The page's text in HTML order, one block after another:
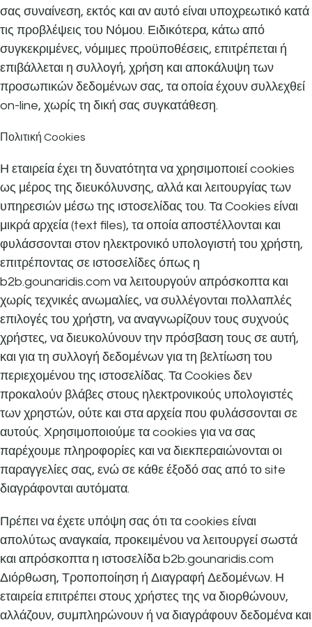
σας συναίνεση, εκτός και αν αυτό είναι υποχρεωτικό κατά
τις προβλέψεις του Νόμου. Ειδικότερα, κάτω από
συγκεκριμένες, νόμιμες προϋποθέσεις, επιτρέπεται ή
επιβάλλεται η συλλογή, χρήση και αποκάλυψη των
προσωπικών δεδομένων σας, τα οποία έχουν συλλεχθεί
on-line, χωρίς τη δική σας συγκατάθεση.
Πολιτική Cookies
Η εταιρεία έχει τη δυνατότητα να χρησιμοποιεί cookies
ως μέρος της διευκόλυνσης, αλλά και λειτουργίας των
υπηρεσιών μέσω της ιστοσελίδας του. Τα Cookies είναι
μικρά αρχεία (text files), τα οποία αποστέλλονται και
φυλάσσονται στον ηλεκτρονικό υπολογιστή του χρήστη,
επιτρέποντας σε ιστοσελίδες όπως η
b2b.gounaridis.com να λειτουργούν απρόσκοπτα και
χωρίς τεχνικές ανωμαλίες, να συλλέγονται πολλαπλές
επιλογές του χρήστη, να αναγνωρίζουν τους συχνούς
χρήστες, να διευκολύνουν την πρόσβαση τους σε αυτή,
και για τη συλλογή δεδομένων για τη βελτίωση του
περιεχομένου της ιστοσελίδας. Τα Cookies δεν
προκαλούν βλάβες στους ηλεκτρονικούς υπολογιστές
των χρηστών, ούτε και στα αρχεία που φυλάσσονται σε
αυτούς. Χρησιμοποιούμε τα cookies για να σας
παρέχουμε πληροφορίες και να διεκπεραιώνονται οι
παραγγελίες σας, ενώ σε κάθε έξοδό σας από το site
διαγράφονται αυτόματα.
Πρέπει να έχετε υπόψη σας ότι τα cookies είναι
απολύτως αναγκαία, προκειμένου να λειτουργεί σωστά
και απρόσκοπτα η ιστοσελίδα b2b.gounaridis.com
Διόρθωση, Τροποποίηση ή Διαγραφή Δεδομένων. Η
εταιρεία επιτρέπει στους χρήστες της να διορθώνουν,
αλλάζουν, συμπληρώνουν ή να διαγράφουν δεδομένα και